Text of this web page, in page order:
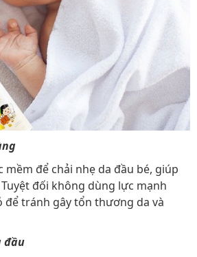
mềm để chải nhẹ da đầu bé, giúp
đối không dùng lực mạnh
để tránh gây tổn thương da và
đầu